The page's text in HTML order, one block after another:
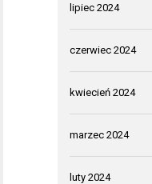
lipiec 2024
czerwiec 2024
kwiecień 2024
marzec 2024
luty 2024